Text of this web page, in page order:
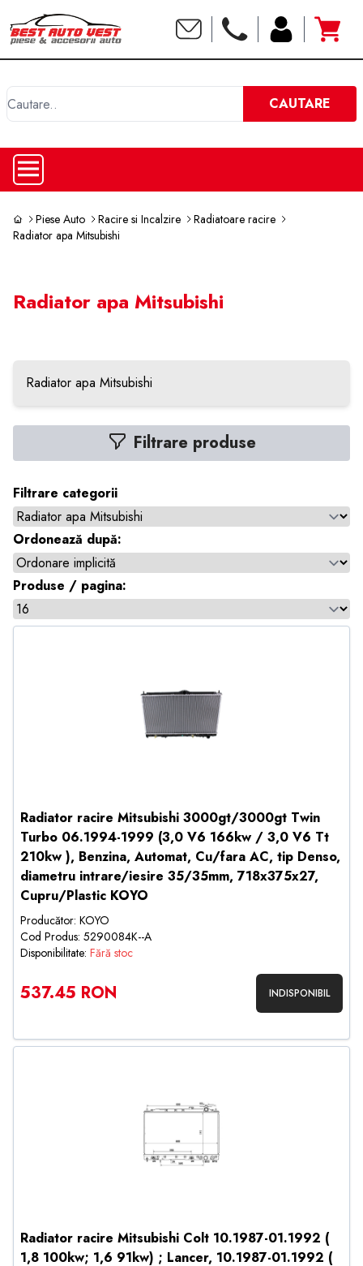
CAUTARE
Piese Auto Racire si Incalzire
Radiatoare racire
Radiator apa Mitsubishi
Radiator apa Mitsubishi
Radiator apa Mitsubishi
Filtrare produse
Filtrare categorii
Ordonează după:
Produse / pagina:
Radiator racire Mitsubishi 3000gt/3000gt Twin
Turbo 06.1994-1999 (3,0 V6 166kw / 3,0 V6 Tt
210kw ), Benzina, Automat, Cu/fara AC, tip Denso,
diametru intrare/iesire 35/35mm, 718x375x27,
Cupru/Plastic KOYO
Producător: KOYO
Cod Produs: 5290084K--A
Disponibilitate: Fără stoc
537.45 RON INDISPONIBIL
Radiator racire Mitsubishi Colt 10.1987-01.1992 (
1,8 100kw; 1,6 91kw) ; Lancer, 10.1987-01.1992 (